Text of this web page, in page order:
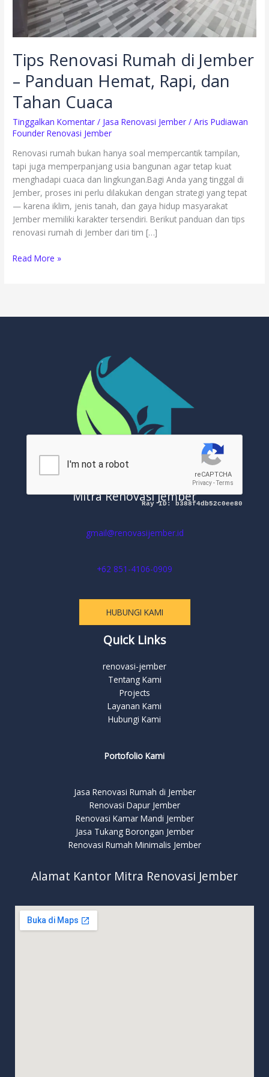
Tips Renovasi Rumah di Jember
– Panduan Hemat, Rapi, dan
Tahan Cuaca
Tinggalkan Komentar / Jasa Renovasi Jember /Aris Pudiawan
Founder Renovasi Jember
Renovasi rumah bukan hanya soal mempercantik tampilan,
tapi juga memperpanjang usia bangunan agar tetap kuat
menghadapi cuaca dan lingkungan.Bagi Anda yang tinggal di
Jember, proses ini perlu dilakukan dengan strategi yang tepat
— karena iklim, jenis tanah, dan gaya hidup masyarakat
Jember memiliki karakter tersendiri. Berikut panduan dan tips
renovasi rumah di Jember dari tim […]
Cuaca
Read More »
Mitra Renovasi Jember
gmail@renovasijember.id
+62 851-4106-0909
HUBUNGI KAMI
Quick Links
renovasi-jember
Tentang Kami
Projects
Layanan Kami
Hubungi Kami
Portofolio Kami
Jasa Renovasi Rumah di Jember
Renovasi Dapur Jember
Renovasi Kamar Mandi Jember
Jasa Tukang Borongan Jember
Renovasi Rumah Minimalis Jember
Alamat Kantor Mitra Renovasi Jember